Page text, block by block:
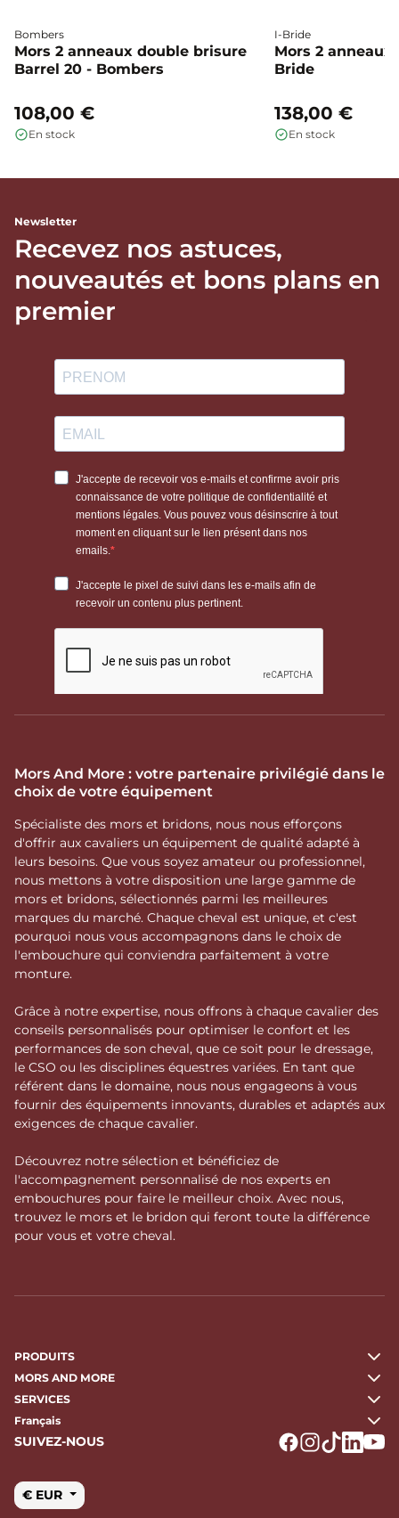
Bombers
Mors 2 anneaux double brisure
Barrel 20 - Bombers
108,00 €
En stock
I-Bride
Mors 2
Bride
138,00 €
En stock
Newsletter
Recevez nos astuces,
nouveautés et bons plans en
premier
Mors And More : votre partenaire privilégié dans le
choix de votre équipement
Spécialiste des mors et bridons, nous nous efforçons
d'offrir aux cavaliers un équipement de qualité adapté à
leurs besoins. Que vous soyez amateur ou professionnel,
nous mettons à votre disposition une large gamme de
mors et bridons, sélectionnés parmi les meilleures
marques du marché. Chaque cheval est unique, et c'est
pourquoi nous vous accompagnons dans le choix de
l'embouchure qui conviendra parfaitement à votre
monture.
Grâce à notre expertise, nous offrons à chaque cavalier des
conseils personnalisés pour optimiser le confort et les
performances de son cheval, que ce soit pour le dressage,
le CSO ou les disciplines équestres variées. En tant que
référent dans le domaine, nous nous engageons à vous
fournir des équipements innovants, durables et adaptés aux
exigences de chaque cavalier.
Découvrez notre sélection et bénéficiez de
l'accompagnement personnalisé de nos experts en
embouchures pour faire le meilleur choix. Avec nous,
trouvez le mors et le bridon qui feront toute la différence
pour vous et votre cheval.
PRODUITS
MORS AND MORE
SERVICES
Français
SUIVEZ-NOUS
€ EUR